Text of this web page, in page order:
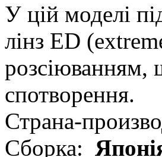
У цій моделі
лінз ED
розсіюванням,
спотворення.
Страна-
Сборка: